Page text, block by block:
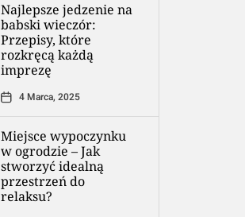
Najlepsze jedzenie na
babski wieczór:
Przepisy, które
rozkręcą każdą
imprezę
4 Marca, 2025
Miejsce wypoczynku
w ogrodzie – Jak
stworzyć idealną
przestrzeń do
relaksu?